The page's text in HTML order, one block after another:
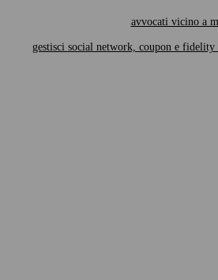
avvocati vicino a
gestisci social network, coupon e fidelity